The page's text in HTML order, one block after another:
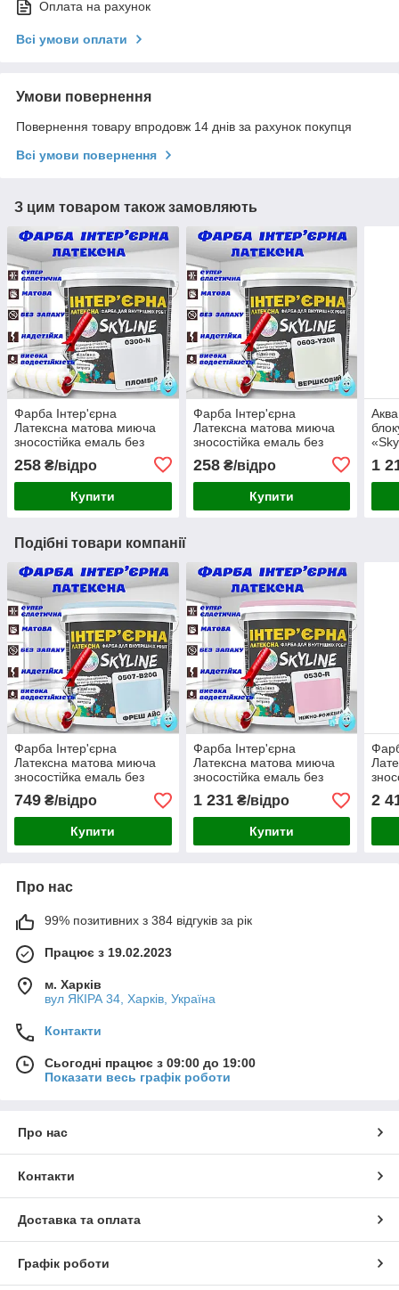
Оплата на рахунок
Всі умови оплати
Умови повернення
Повернення товару впродовж 14 днів за рахунок покупця
Всі умови повернення
З цим товаром також замовляють
Фарба Інтер'єрна
Латексна матова миюча
зносостійка емаль без
Skyline Пломбір 1 л
258 ₴/відро
Купити
Фарба Інтер'єрна
Латексна матова миюча
зносостійка емаль без
Skyline Вершкова 1 л
258₴/відро
Купити
1
Подібні товари компанії
Фарба Інтер'єрна
Латексна матова миюча
зносостійка емаль без
запаху для стін і стель
Skyline Фреш Айс 3 л
749 ₴/відро
Купити
Фарба Інтер'єрна
Латексна матова миюча
зносостійка емаль без
запаху для стін і стель
Skyline Ніжно-рожева 5 л
1 231₴/відро
Купити
2
Про нас
99% позитивних з 384 відгуків за рік
Працює з 19.02.2023
м. Харків
вул ЯКІРА 34, Харків, Україна
Контакти
Сьогодні працює з 09:00 до 19:00
Показати весь графік роботи
Про нас
Контакти
Доставка та оплата
Графік роботи